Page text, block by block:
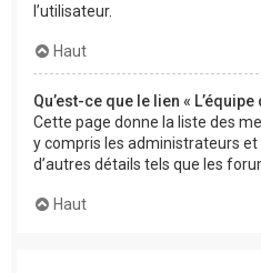
l’utilisateur.
Haut
Qu’est-ce que le lien «
Cette page donne la liste des
y compris les administrateurs
d’autres détails tels que les
Haut